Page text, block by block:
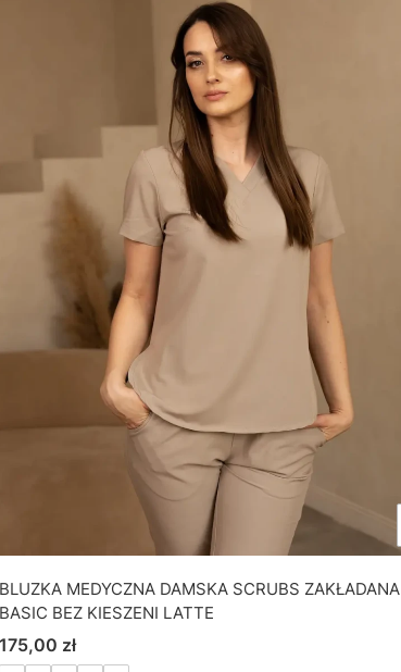
BLUZKA MEDYCZNA DAMSKA SCRUBS ZAKŁADANA
BASIC BEZ KIESZENI LATTE
Cena
175,00 zł